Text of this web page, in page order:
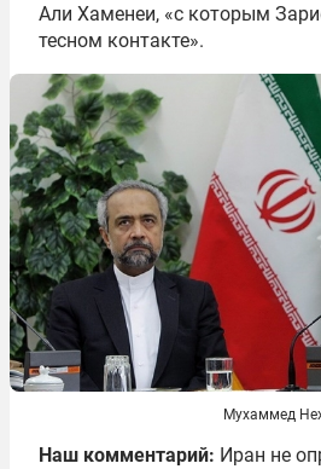
Али Хаменеи, «с которым
тесном контакте».
Мухаммед
Наш комментарий: Иран не